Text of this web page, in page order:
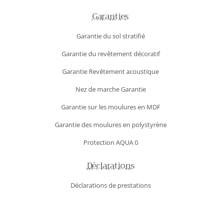
Garanties
Garantie du sol stratifié
Garantie du revêtement décoratif
Garantie Revêtement acoustique
Nez de marche Garantie
Garantie sur les moulures en MDF
Garantie des moulures en polystyrène
Protection AQUA 0
Déclarations
Déclarations de prestations